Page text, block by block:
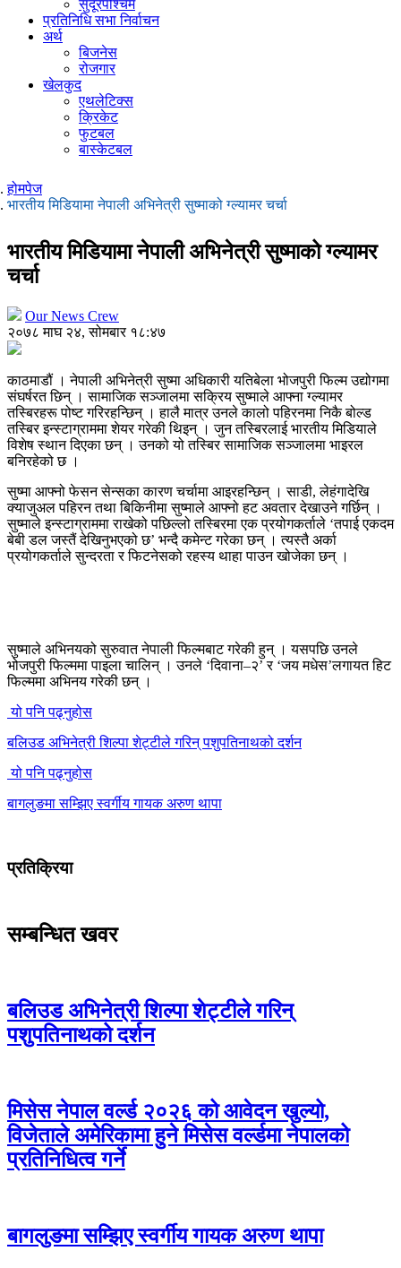
सुदूरपश्चिम
प्रतिनिधि सभा निर्वाचन
अर्थ
बिजनेस
रोजगार
खेलकुद
एथलेटिक्स
क्रिकेट
फुटबल
बास्केटबल
होमपेज
भारतीय मिडियामा नेपाली अभिनेत्री सुष्माको ग्ल्यामर चर्चा
भारतीय मिडियामा नेपाली अभिनेत्री सुष्माको ग्ल्यामर
चर्चा
Our News Crew
२०७८ माघ २४, सोमबार १८:४७
काठमाडौं । नेपाली अभिनेत्री सुष्मा अधिकारी यतिबेला भोजपुरी फिल्म उद्योगमा
संघर्षरत छिन् । सामाजिक सञ्जालमा सक्रिय सुष्माले आफ्ना ग्ल्यामर
तस्बिरहरू पोष्ट गरिरहन्छिन् । हालै मात्र उनले कालो पहिरनमा निकै बोल्ड
तस्बिर इन्स्टाग्राममा शेयर गरेकी थिइन् । जुन तस्बिरलाई भारतीय मिडियाले
विशेष स्थान दिएका छन् । उनको यो तस्बिर सामाजिक सञ्जालमा भाइरल
बनिरहेको छ ।
सुष्मा आफ्नो फेसन सेन्सका कारण चर्चामा आइरहन्छिन् । साडी, लेहंगादेखि
क्याजुअल पहिरन तथा बिकिनीमा सुष्माले आफ्नो हट अवतार देखाउने गर्छिन् ।
सुष्माले इन्स्टाग्राममा राखेको पछिल्लो तस्बिरमा एक प्रयोगकर्ताले ‘तपाई एकदम
बेबी डल जस्तैं देखिनुभएको छ’ भन्दै कमेन्ट गरेका छन् । त्यस्तै अर्का
प्रयोगकर्ताले सुन्दरता र फिटनेसको रहस्य थाहा पाउन खोजेका छन् ।
सुष्माले अभिनयको सुरुवात नेपाली फिल्मबाट गरेकी हुन् । यसपछि उनले
भोजपुरी फिल्ममा पाइला चालिन् । उनले ‘दिवाना–२’ र ‘जय मधेस’लगायत हिट
फिल्ममा अभिनय गरेकी छन् ।
यो पनि पढ्नुहोस
बलिउड अभिनेत्री शिल्पा शेट्टीले गरिन् पशुपतिनाथको दर्शन
यो पनि पढ्नुहोस
बागलुङमा सम्झिए स्वर्गीय गायक अरुण थापा
प्रतिक्रिया
सम्बन्धित खवर
बलिउड अभिनेत्री शिल्पा शेट्टीले गरिन्
पशुपतिनाथको दर्शन
मिसेस नेपाल वर्ल्ड २०२६ को आवेदन खुल्यो,
विजेताले अमेरिकामा हुने मिसेस वर्ल्डमा नेपालको
प्रतिनिधित्व गर्ने
बागलुङमा सम्झिए स्वर्गीय गायक अरुण थापा